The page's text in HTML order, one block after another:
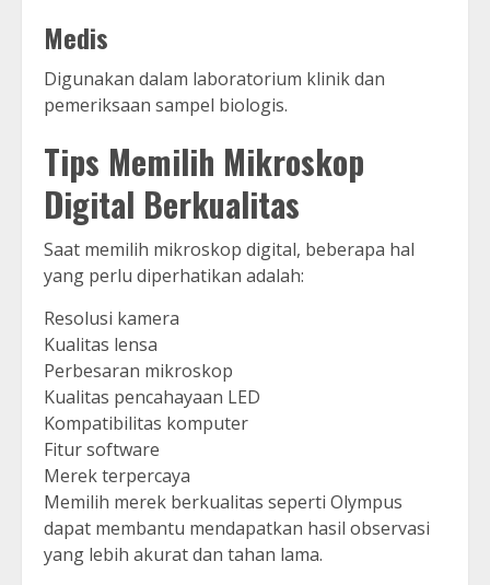
Medis
Digunakan dalam laboratorium klinik dan
pemeriksaan sampel biologis.
Tips Memilih Mikroskop
Digital Berkualitas
Saat memilih mikroskop digital, beberapa hal
yang perlu diperhatikan adalah:
Resolusi kamera
Kualitas lensa
Perbesaran mikroskop
Kualitas pencahayaan LED
Kompatibilitas komputer
Fitur software
Merek terpercaya
Memilih merek berkualitas seperti Olympus
dapat membantu mendapatkan hasil observasi
yang lebih akurat dan tahan lama.